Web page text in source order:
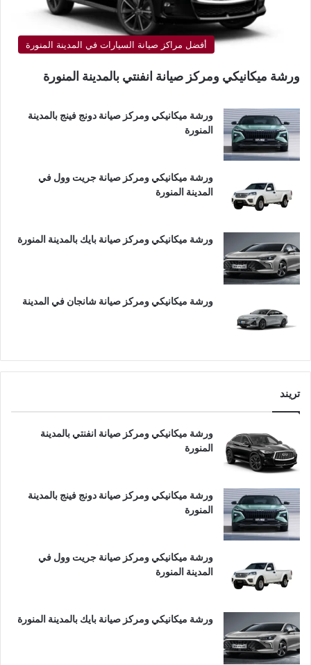
أفضل مراكز صيانة السيارات في المدينة المنورة
ورشة ميكانيكي ومركز صيانة انفنتي بالمدينة المنورة
ورشة ميكانيكي ومركز صيانة دونج فينج بالمدينة
المنورة
ورشة ميكانيكي ومركز صيانة جريت وول في
المدينة المنورة
ورشة ميكانيكي ومركز صيانة بايك بالمدينة المنورة
ورشة ميكانيكي ومركز صيانة شانجان في المدينة
تريند
ورشة ميكانيكي ومركز صيانة انفنتي بالمدينة
المنورة
ورشة ميكانيكي ومركز صيانة دونج فينج بالمدينة
المنورة
ورشة ميكانيكي ومركز صيانة جريت وول في
المدينة المنورة
ورشة ميكانيكي ومركز صيانة بايك بالمدينة المنورة